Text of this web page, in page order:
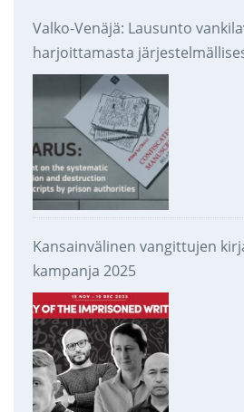
Valko-Venäjä: Lausunto
harjoittamasta
takavarikoinnista ja
Kansainvälinen vangittujen
kampanja 2025